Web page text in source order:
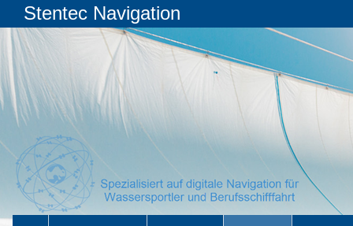
Stentec Navigation